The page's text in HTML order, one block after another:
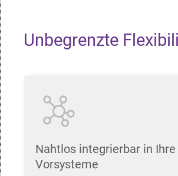
Unbegrenzte
Nahtlos integrierbar in Ihre
Vorsysteme